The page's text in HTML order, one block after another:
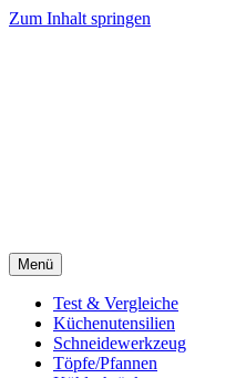
Zum Inhalt springen
Menü
Test & Vergleiche
Küchenutensilien
Schneidewerkzeug
Töpfe/Pfannen